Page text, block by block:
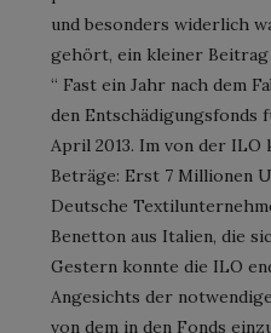
und besonders widerlich
gehört, ein kleiner
“ Fast ein Jahr nach dem
den Entschädigungsfonds
April 2013. Im von der
Beträge: Erst 7 Millionen
Deutsche
Benetton aus Italien, die
Gestern konnte die ILO
Angesichts der
von dem in den Fonds